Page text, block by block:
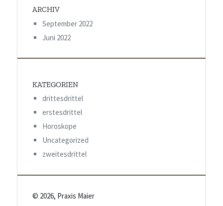
ARCHIV
September 2022
Juni 2022
KATEGORIEN
drittesdrittel
erstesdrittel
Horoskope
Uncategorized
zweitesdrittel
© 2026, Praxis Maier